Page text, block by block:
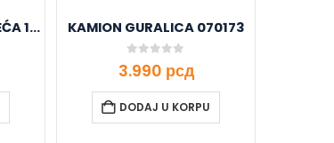
MOTOR GURALICA 4 VEĆA 110752 KAMION GURALICA 070173
out of 5
3.990 рсд
DODAJ U KORPU